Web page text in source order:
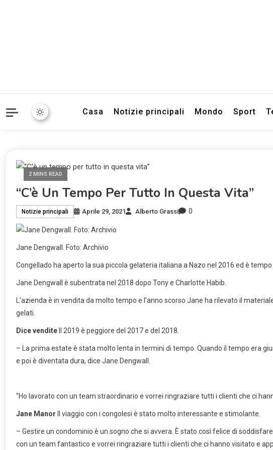
Casa Notizie principali Mondo Sport
2 MINS READ
“C’è Un Tempo Per Tutto In Questa Vita”
Notizie principali Aprile 29, 2021 Alberto Grassi 0
Jane Dengwall. Foto: Archivio
Congellado ha aperto la sua piccola gelateria italiana a Nazo nel 2016 ed è
Jane Dengwall è subentrata nel 2018 dopo Tony e Charlotte Habib.
L’azienda è in vendita da molto tempo e l’anno scorso Jane ha rilevato il
gelati.
Dice vendite Il 2019 è peggiore del 2017 e del 2018.
– La prima estate è stata molto lenta in termini di tempo. Quando il tempo era
e poi è diventata dura, dice Jane Dengwall.
“Ho lavorato con un team straordinario e vorrei ringraziare tutti i clienti che ci
Jane Manor Il viaggio con i congolesi è stato molto interessante e stimolante.
– Gestire un condominio è un sogno che si avvera. È stato così felice di
con un team fantastico e vorrei ringraziare tutti i clienti che ci hanno visitato e